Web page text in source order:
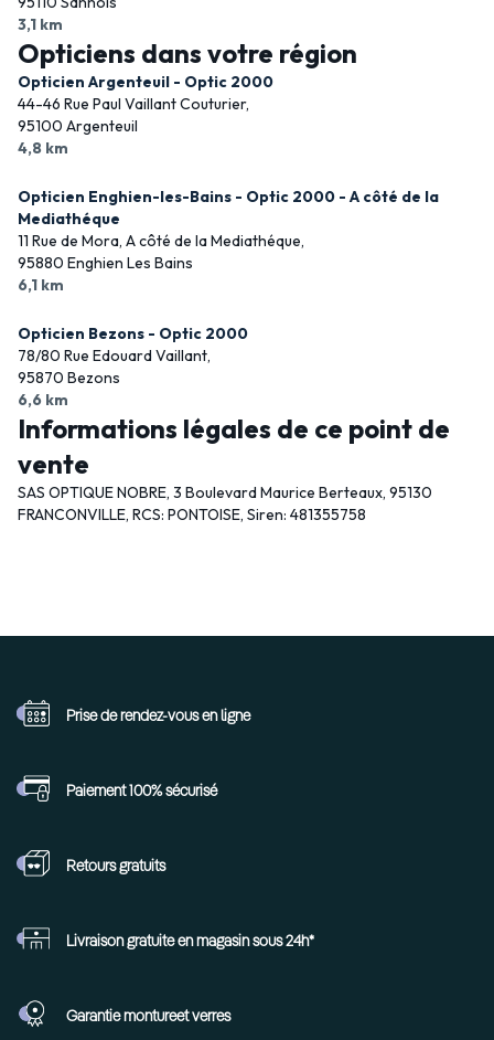
3,1 km
Opticiens dans votre région
Opticien Argenteuil - Optic 2000
44-46 Rue Paul Vaillant Couturier,
95100 Argenteuil
4,8 km
Opticien Enghien-les-Bains - Optic 2000 - A côté de la
Mediathéque
11 Rue de Mora, A côté de la Mediathéque,
95880 Enghien Les Bains
6,1 km
Opticien Bezons - Optic 2000
78/80 Rue Edouard Vaillant,
95870 Bezons
6,6 km
Informations légales de ce point de
vente
SAS OPTIQUE NOBRE, 3 Boulevard Maurice Berteaux, 95130
FRANCONVILLE, RCS: PONTOISE, Siren: 481355758
Prise de rendez-vous en ligne
Paiement 100%sécurisé
Retoursgratuits
Livraison gratuite en magasin sous 24h*
Garantie montureet verres